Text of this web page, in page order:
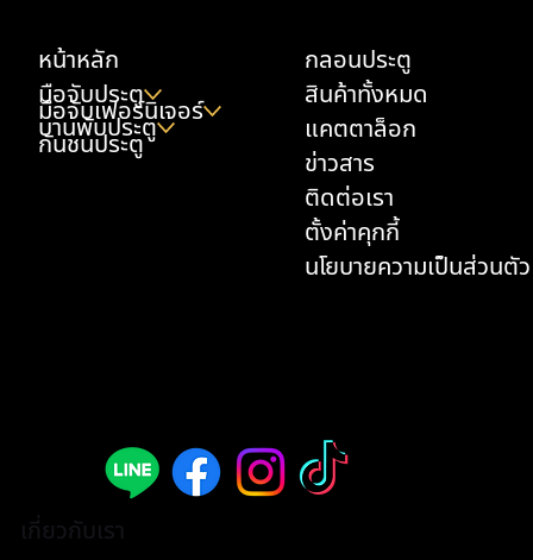
หน้าหลัก
มือจับประตู
มือจับเฟอร์นิเจอร์
บานพับประตู
กันชนประตู
กลอนประตู
สินค้าทั้งหมด
แคตตาล็อก
ข่าวสาร
ติดต่อเรา
ตั้งค่าคุกกี้
นโยบายความเป็นส่วนตัว
เกี่ยวกับเรา